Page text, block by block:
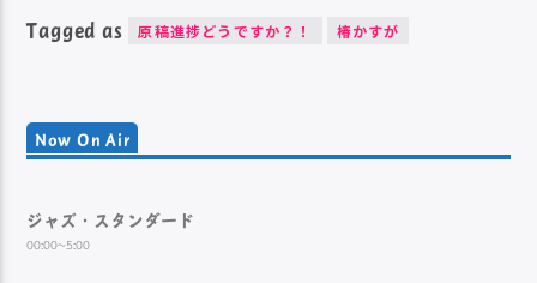
Tagged as 原稿進捗どうですか？！ 椿かすが
Now On Air
ジャズ・スタンダード
00:00~5:00